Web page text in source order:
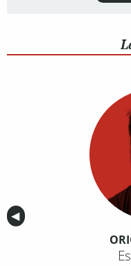
Anterior
◀︎